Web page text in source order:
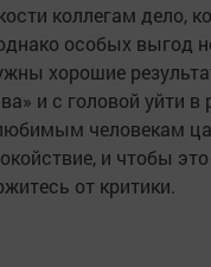
коллегам дело,
особых выгод
хорошие
и с головой уйти в
человекам
и чтобы
от критики.